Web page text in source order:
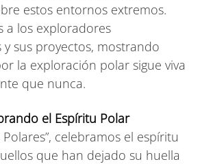
estos entornos extremos.
a los exploradores
sus proyectos, mostrando
la exploración polar sigue viva
que nunca.
el Espíritu Polar
celebramos el espíritu
que han dejado su huella